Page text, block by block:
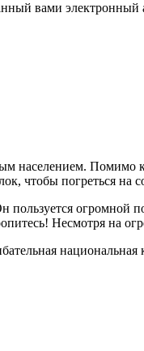
вами электронный
населением.
чтобы погреться на
огромной
Несмотря на